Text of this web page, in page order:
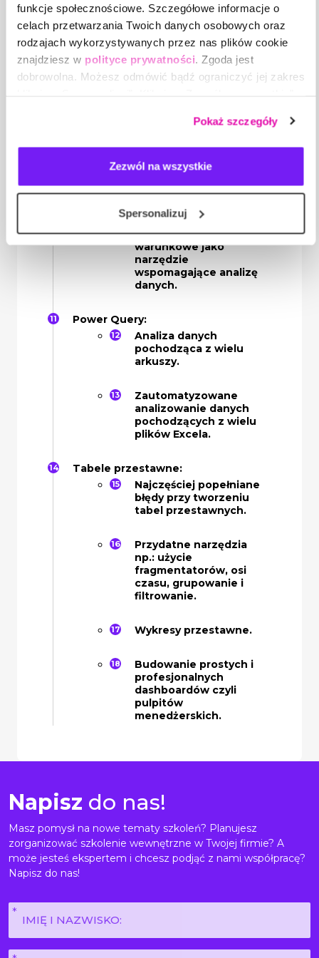
funkcje społecznościowe. Szczegółowe informacje o
celach przetwarzania Twoich danych osobowych oraz
rodzajach wykorzystywanych przez nas plików cookie
znajdziesz w polityce prywatności . Zgoda jest
dobrowolna. Możesz odmówić bądź ograniczyć jej zakres
a także na przetwarzanie Twoich danych osobowych.
Pokaż szczegóły
Zezwól na wszystkie
Spersonalizuj
Wykres z wieloma
seriami danych.
Filtr zaawansowany i
formatowanie warunkowe:
Filtr zaawansowany
kryteriów w oparciu o
gotowego wyniku w
nowej tabeli dla
wszystkich oraz
określonych
Formatowanie
warunkowe jako
narzędzie
wspomagające analizę
danych.
Power Query:
Analiza danych
pochodząca z wielu
arkuszy.
Zautomatyzowane
analizowanie danych
pochodzących z wielu
plików Excela.
Tabele przestawne:
Najczęściej popełniane
błędy przy tworzeniu
tabel przestawnych.
Przydatne narzędzia
np.: użycie
fragmentatorów, osi
czasu, grupowanie i
filtrowanie.
Wykresy przestawne.
Budowanie prostych i
profesjonalnych
dashboardów czyli
pulpitów
menedżerskich.
Napisz do nas!
Masz pomysł na nowe tematy szkoleń? Planujesz
zorganizować szkolenie wewnętrzne w Twojej firmie? A
może jesteś ekspertem i chcesz podjąć z nami współpracę?
Napisz do nas!
Imię